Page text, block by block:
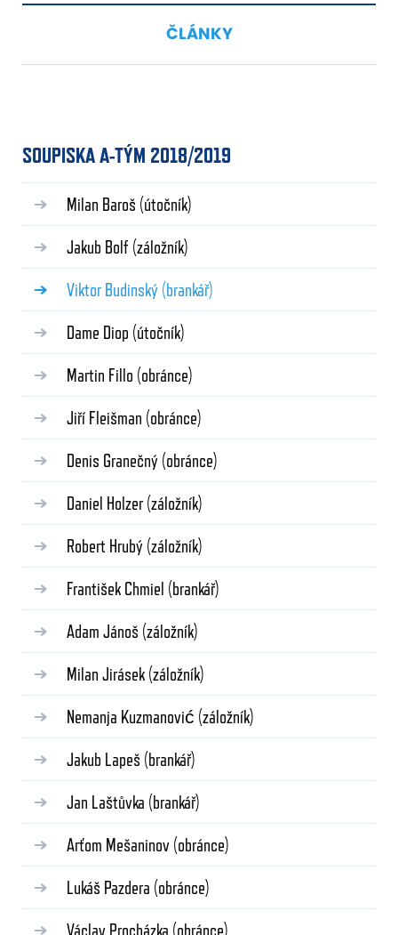
ČLÁNKY
SOUPISKA A-TÝM 2018/2019
Milan Baroš (útočník)
Jakub Bolf (záložník)
Viktor Budinský (brankář)
Dame Diop (útočník)
Martin Fillo (obránce)
Jiří Fleišman (obránce)
Denis Granečný (obránce)
Daniel Holzer (záložník)
Robert Hrubý (záložník)
František Chmiel (brankář)
Adam Jánoš (záložník)
Milan Jirásek (záložník)
Nemanja Kuzmanović (záložník)
Jakub Lapeš (brankář)
Jan Laštůvka (brankář)
Arťom Mešaninov (obránce)
Lukáš Pazdera (obránce)
Václav Procházka (obránce)